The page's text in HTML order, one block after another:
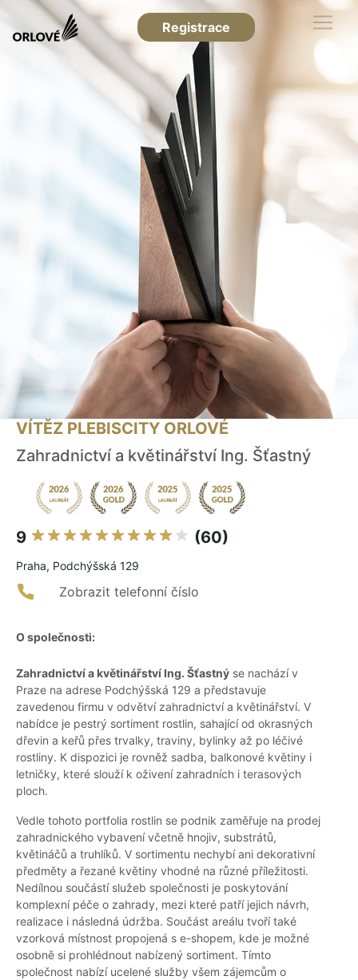
Registrace
VÍTĚZ PLEBISCITY ORLOVÉ
Zahradnictví a květinářství Ing. Šťastný
9 (60)
Praha, Podchýšská 129
Zobrazit telefonní číslo
O společnosti:
Zahradnictví a květinářství Ing. Šťastný se nachází v
Praze na adrese Podchýšská 129 a představuje
zavedenou firmu v odvětví zahradnictví a květinářství. V
nabídce je pestrý sortiment rostlin, sahající od okrasných
dřevin a keřů přes trvalky, traviny, bylinky až po léčivé
rostliny. K dispozici je rovněž sadba, balkonové květiny i
letničky, které slouží k oživení zahradních i terasových
ploch.
Vedle tohoto portfolia rostlin se podnik zaměřuje na prodej
zahradnického vybavení včetně hnojiv, substrátů,
květináčů a truhlíků. V sortimentu nechybí ani dekorativní
předměty a řezané květiny vhodné na různé příležitosti.
Nedílnou součástí služeb společnosti je poskytování
komplexní péče o zahrady, mezi které patří jejich návrh,
realizace i následná údržba. Součást areálu tvoří také
vzorková místnost propojená s e-shopem, kde je možné
osobně si prohlédnout nabízený sortiment. Tímto
společnost nabízí ucelené služby všem zájemcům o